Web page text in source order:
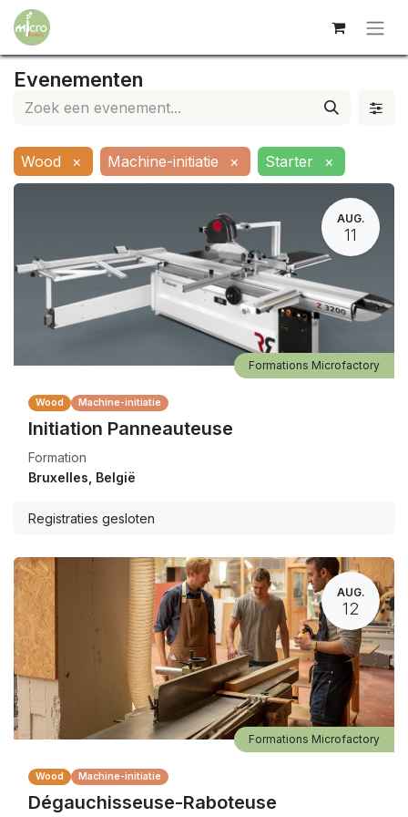
Evenementen
Wood × Machine-initiatie × Starter ×
AUG.
11
Wood Machine-initiatie
Initiation Panneauteuse
Formation
Formations Microfactory
Bruxelles België
Registraties gesloten
AUG.
12
Wood Machine-initiatie
Dégauchisseuse-Raboteuse
Formations Microfactory